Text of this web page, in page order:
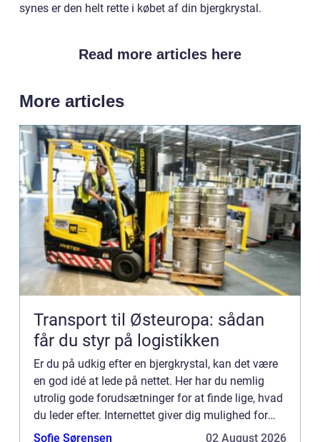
synes er den helt rette i købet af din bjergkrystal.
Read more articles here
More articles
Transport til Østeuropa: sådan
får du styr på logistikken
Er du på udkig efter en bjergkrystal, kan det være
en god idé at lede på nettet. Her har du nemlig
utrolig gode forudsætninger for at finde lige, hvad
du leder efter. Internettet giver dig mulighed for
lynhurtigt at blive præsenteret for alverdens mu...
Sofie Sørensen 02 August 2026